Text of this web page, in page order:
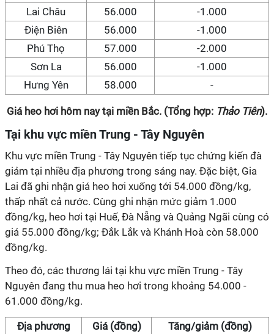
Lai Châu
56.000
-1.000
Điện Biên
56.000
-1.000
Phú Thọ
57.000
-2.000
Sơn La
56.000
-1.000
Hưng Yên
58.000 -
Giá heo hơi hôm nay tại miền Bắc. (Tổng hợp: Thảo Tiên).
Tại khu vực miền Trung - Tây Nguyên
Khu vực miền Trung - Tây Nguyên tiếp tục chứng kiến đà
giảm tại nhiều địa phương trong sáng nay. Đặc biệt, Gia
Lai đã ghi nhận giá heo hơi xuống tới 54.000 đồng/kg,
thấp nhất cả nước. Cùng ghi nhận mức giảm 1.000
đồng/kg, heo hơi tại Huế, Đà Nẵng và Quảng Ngãi cùng có
giá 55.000 đồng/kg; Đắk Lắk và Khánh Hoà còn 58.000
đồng/kg.
Theo đó, các thương lái tại khu vực miền Trung - Tây
Nguyên đang thu mua heo hơi trong khoảng 54.000 -
61.000 đồng/kg.
Địa phương Giá (đồng)
Tăng/giảm (đồng)